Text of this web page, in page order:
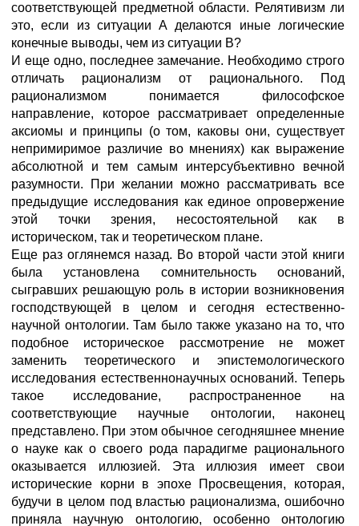
соответствующей предметной области. Релятивизм ли
это, если из ситуации А делаются иные логические
конечные выводы, чем из ситуации В?
И еще одно, последнее замечание. Необходимо строго
отличать рационализм от рационального. Под
рационализмом понимается философское
направление, которое рассматривает определенные
аксиомы и принципы (о том, каковы они, существует
непримиримое различие во мнениях) как выражение
абсолютной и тем самым интерсубъективно вечной
разумности. При желании можно рассматривать все
предыдущие исследования как единое опровержение
этой точки зрения, несостоятельной как в
историческом, так и теоретическом плане.
Еще раз оглянемся назад. Во второй части этой книги
была установлена сомнительность оснований,
сыгравших решающую роль в истории возникновения
господствующей в целом и сегодня естественно-
научной онтологии. Там было также указано на то, что
подобное историческое рассмотрение не может
заменить теоретического и эпистемологического
исследования естественнонаучных оснований. Теперь
такое исследование, распространенное на
соответствующие научные онтологии, наконец
представлено. При этом обычное сегодняшнее мнение
о науке как о своего рода парадигме рационального
оказывается иллюзией. Эта иллюзия имеет свои
исторические корни в эпохе Просвещения, которая,
будучи в целом под властью рационализма, ошибочно
приняла научную онтологию, особенно онтологию